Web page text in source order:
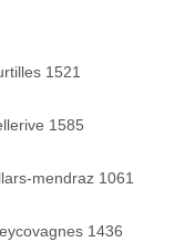
1521
1585
mendraz 1061
1436